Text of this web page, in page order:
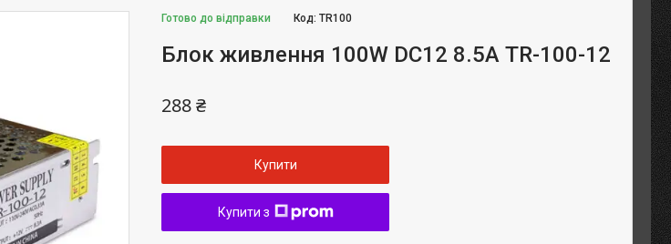
Готово до відправки Код:TR100
Блок живлення 100W DC12 8.5А TR-100-12
288 ₴
Купити
Купити з